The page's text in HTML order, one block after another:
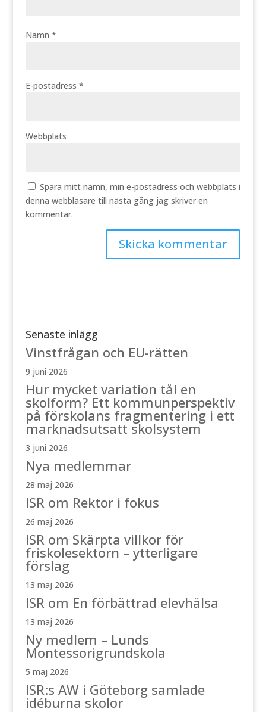
Namn *
E-postadress *
Webbplats
Spara mitt namn, min e-postadress och webbplats i
denna webbläsare till nästa gång jag skriver en
kommentar.
Senaste inlägg
Vinstfrågan och EU-rätten
9 juni 2026
Hur mycket variation tål en
skolform? Ett kommunperspektiv
på förskolans fragmentering i ett
marknadsutsatt skolsystem
3 juni 2026
Nya medlemmar
28 maj 2026
ISR om Rektor i fokus
26 maj 2026
ISR om Skärpta villkor för
friskolesektorn – ytterligare
förslag
13 maj 2026
ISR om En förbättrad elevhälsa
13 maj 2026
Ny medlem – Lunds
Montessorigrundskola
5 maj 2026
ISR:s AW i Göteborg samlade
idéburna skolor